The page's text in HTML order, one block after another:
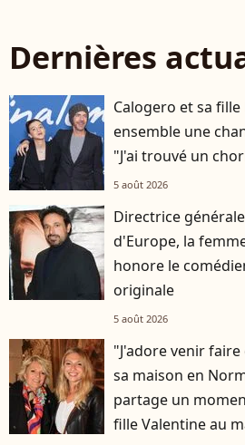
Dernières
Calogero et sa
ensemble une
"J'ai trouvé un
5 août 2026
Directrice
d'Europe, la
honore le
originale
5 août 2026
"J'adore venir
sa maison en
partage un
fille Valentine au